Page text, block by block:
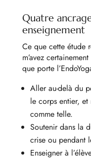
Quatre
enseignement
Ce que cette étude
m’avez
que porte
Aller au-delà du
le corps entier,
comme telle.
Soutenir dans la
crise ou pendant
Enseigner à